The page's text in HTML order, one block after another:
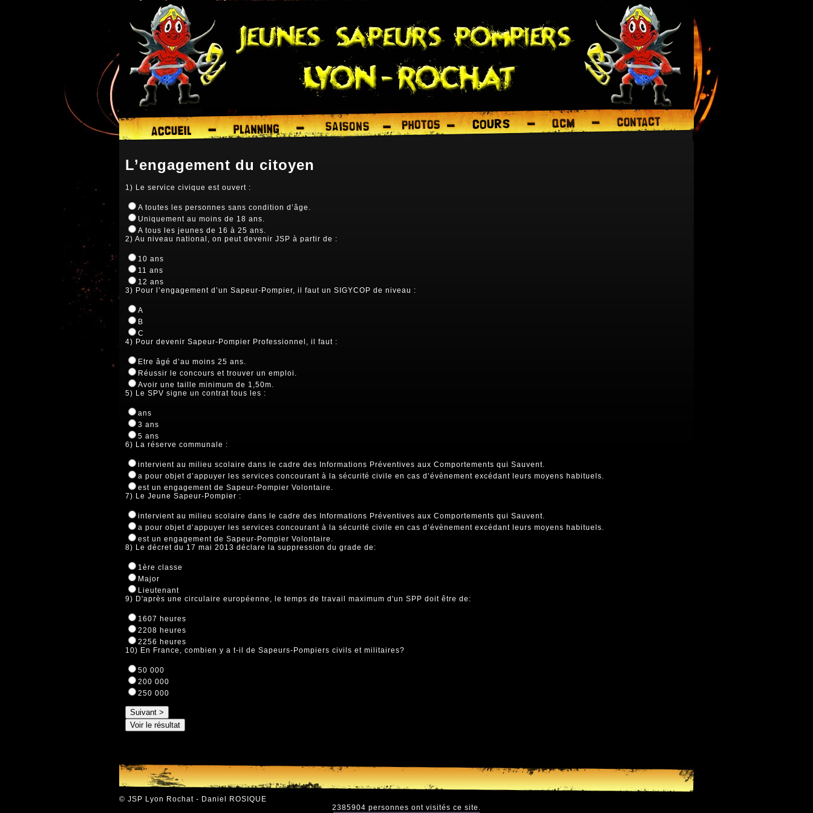
L’engagement du citoyen
1) Le service civique est ouvert :
A toutes les personnes sans condition d’âge.
Uniquement au moins de 18 ans.
A tous les jeunes de 16 à 25 ans.
2) Au niveau national, on peut devenir JSP à partir de :
10 ans
11 ans
12 ans
3) Pour l’engagement d’un Sapeur-Pompier, il faut un SIGYCOP de niveau :
A
B
C
4) Pour devenir Sapeur-Pompier Professionnel, il faut :
Etre âgé d’au moins 25 ans.
Réussir le concours et trouver un emploi.
Avoir une taille minimum de 1,50m.
5) Le SPV signe un contrat tous les :
ans
3 ans
5 ans
6) La réserve communale :
intervient au milieu scolaire dans le cadre des Informations Préventives aux Comportements qui Sauvent.
a pour objet d’appuyer les services concourant à la sécurité civile en cas d’évènement excédant leurs moyens habituels.
est un engagement de Sapeur-Pompier Volontaire.
7) Le Jeune Sapeur-Pompier :
intervient au milieu scolaire dans le cadre des Informations Préventives aux Comportements qui Sauvent.
a pour objet d’appuyer les services concourant à la sécurité civile en cas d’évènement excédant leurs moyens habituels.
est un engagement de Sapeur-Pompier Volontaire.
8) Le décret du 17 mai 2013 déclare la suppression du grade de:
1ère classe
Major
Lieutenant
9) D'après une circulaire européenne, le temps de travail maximum d'un SPP doit être de:
1607 heures
2208 heures
2256 heures
10) En France, combien y a t-il de Sapeurs-Pompiers civils et militaires?
50 000
200 000
250 000
© JSP Lyon Rochat - Daniel ROSIQUE
2385904 personnes ont visités ce site.